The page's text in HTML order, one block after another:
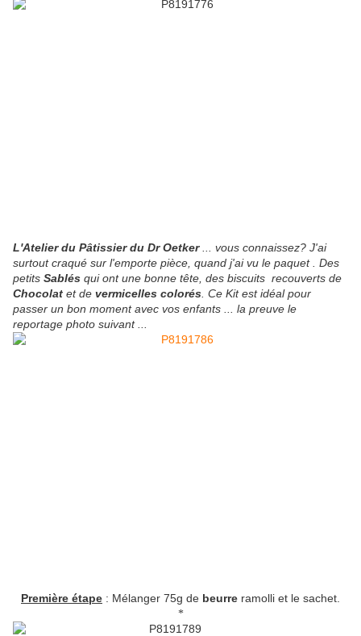
L'Atelier du Pâtissier du Dr Oetker... vous connaissez? J'ai
surtout craqué sur l'emporte pièce, quand j'ai vu le paquet . Des
petits Sablés qui ont une bonne tête, des biscuits recouverts de
Chocolat et de vermicelles colorés . Ce Kit est idéal pour
passer un bon moment avec vos enfants ... la preuve le
reportage photo suivant ...
Première étape : Mélanger 75g de beurre ramolli et le sachet.
*